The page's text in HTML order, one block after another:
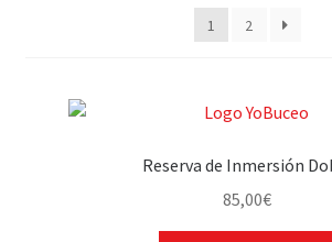
1 2
Reserva de Inmersión
85,00€